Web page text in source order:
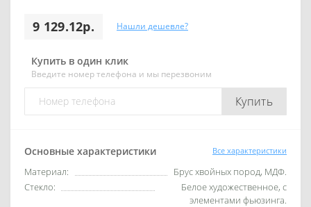
9 129.12р. Нашли дешевле?
Купить в один клик
Введите номер телефона и мы перезвоним
Купить
Основные характеристики Все характеристики
Материал:
Брус хвойных пород, МДФ.
Стекло:
Белое художественное, с
элементами фьюзинга.